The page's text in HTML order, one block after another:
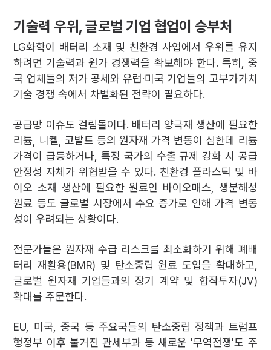
기술력 우위, 글로벌 기업 협업이 승부처
LG화학이 배터리 소재 및 친환경 사업에서 우위를 유지
하려면 기술력과 원가 경쟁력을 확보해야 한다. 특히, 중
국 업체들의 저가 공세와 유럽·미국 기업들의 고부가가치
기술 경쟁 속에서 차별화된 전략이 필요하다.
공급망 이슈도 걸림돌이다. 배터리 양극재 생산에 필요한
리튬, 니켈, 코발트 등의 원자재 가격 변동이 심한데 리튬
가격이 급등하거나, 특정 국가의 수출 규제 강화 시 공급
안정성 자체가 위협받을 수 있다. 친환경 플라스틱 및 바
이오 소재 생산에 필요한 원료인 바이오매스, 생분해성
원료 등도 글로벌 시장에서 수요 증가로 인해 가격 변동
성이 우려되는 상황이다.
전문가들은 원자재 수급 리스크를 최소화하기 위해 폐배
터리 재활용(BMR) 및 탄소중립 원료 도입을 확대하고,
글로벌 원자재 기업들과의 장기 계약 및 합작투자(JV)
확대를 주문한다.
EU, 미국, 중국 등 주요국들의 탄소중립 정책과 트럼프
행정부 이후 불거진 관세부과 등 새로운 '무역전쟁'도 주